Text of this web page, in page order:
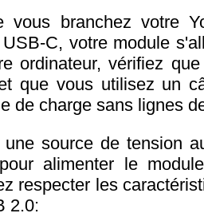
vous branchez votre
C, votre module
ordinateur, vérifiez
que vous utilisez un
de charge sans lignes
source de tension
alimenter le
respecter les
2.0: